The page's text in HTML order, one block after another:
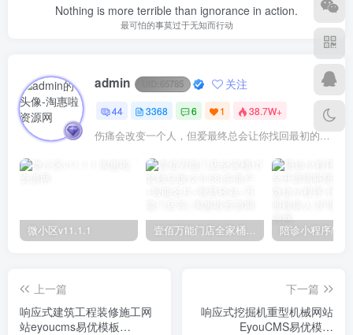
Nothing is more terrible than ignorance in action.
最可怕的事莫过于无知而行动
admin 65785 关注
44 3368 6 1 38.7W+
伤痛会改变一个人，但爱最终总会让你找回最初的自己
微小区v11.1.1 壹佰万能门店全家桶10套独立版v2.6.68(​多商户+智能名片+智慧轻站+万能门店等)
上一篇
响应式建筑工程装修施工网
站eyoucms易优模板
下一篇
响应式挖掘机重型机械网站
EyouCMS易优模板